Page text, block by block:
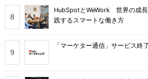
HubSpotとWeWork 世界の成
践するスマートな働き方
「マーケター通信」サービス終